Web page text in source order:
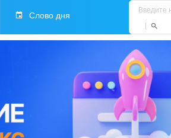
Слово дня